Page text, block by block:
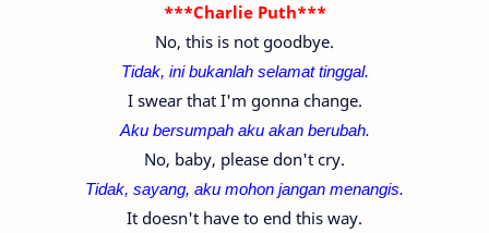
***Charlie Puth***
No, this is not goodbye.
Tidak, ini bukanlah selamat tinggal.
I swear that I'm gonna change.
Aku bersumpah aku akan berubah.
No, baby, please don't cry.
Tidak, sayang, aku mohon jangan menangis.
It doesn't have to end this way.